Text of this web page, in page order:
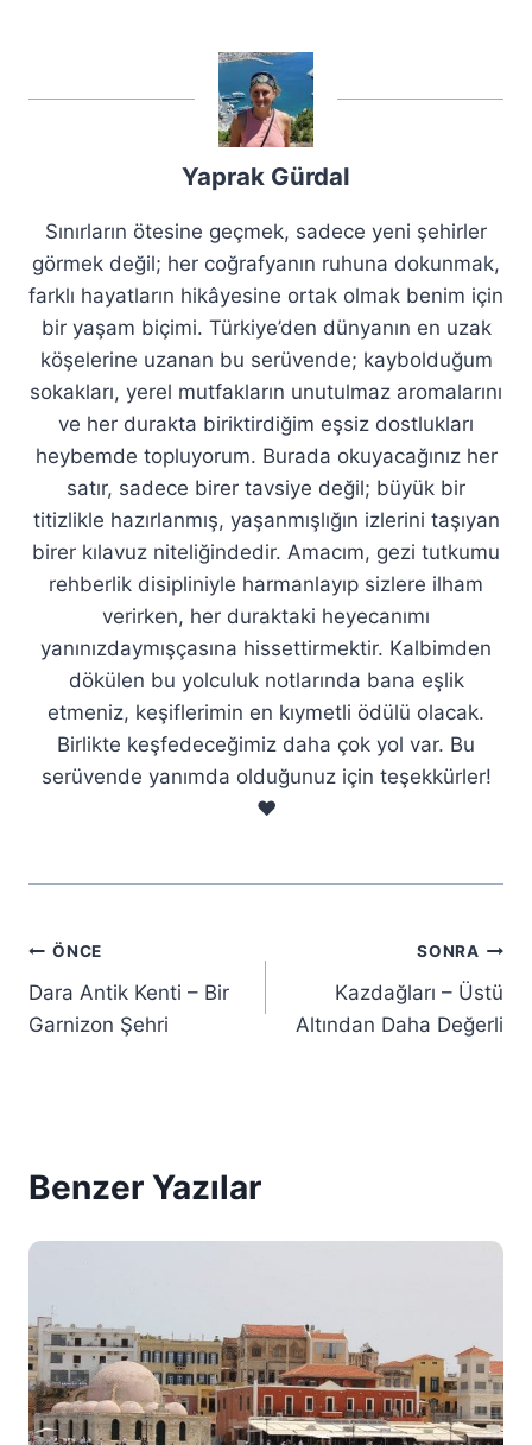
Yaprak Gürdal
Sınırların ötesine geçmek, sadece yeni şehirler
görmek değil; her coğrafyanın ruhuna dokunmak,
farklı hayatların hikâyesine ortak olmak benim için
bir yaşam biçimi. Türkiye’den dünyanın en uzak
köşelerine uzanan bu serüvende; kaybolduğum
sokakları, yerel mutfakların unutulmaz aromalarını
ve her durakta biriktirdiğim eşsiz dostlukları
heybemde topluyorum. Burada okuyacağınız her
satır, sadece birer tavsiye değil; büyük bir
titizlikle hazırlanmış, yaşanmışlığın izlerini taşıyan
birer kılavuz niteliğindedir. Amacım, gezi tutkumu
rehberlik disipliniyle harmanlayıp sizlere ilham
verirken, her duraktaki heyecanımı
yanınızdaymışçasına hissettirmektir. Kalbimden
dökülen bu yolculuk notlarında bana eşlik
etmeniz, keşiflerimin en kıymetli ödülü olacak.
Birlikte keşfedeceğimiz daha çok yol var. Bu
serüvende yanımda olduğunuz için teşekkürler!
❤️
Yazı
gezinmesi
ÖNCE
Dara Antik Kenti – Bir
Garnizon Şehri
SONRA
Kazdağları – Üstü
Altından Daha Değerli
Benzer Yazılar